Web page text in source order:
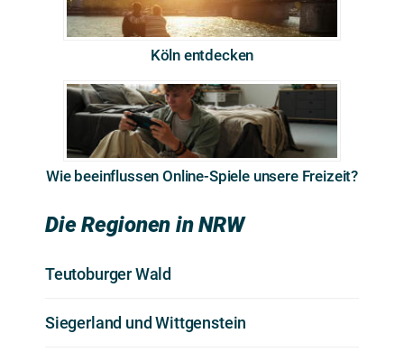
Köln entdecken
Wie beeinflussen Online-Spiele unsere Freizeit?
Die Regionen in NRW
Teutoburger Wald
Siegerland und Wittgenstein